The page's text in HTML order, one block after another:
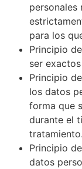
personales
para los
Principio
ser
Principio
los datos
forma que
durante el
tratamiento.
Principio
datos